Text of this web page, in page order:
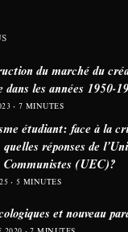
du marché du
dans les années 1950-
7 MINUTES
étudiant: face à la
réponses de
Communistes (UEC)?
5 MINUTES
et nouveau